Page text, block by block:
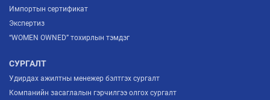
Импортын сертификат
Экспертиз
“WOMEN OWNED” тохирлын тэмдэг
СУРГАЛТ
Удирдах ажилтны менежер бэлтгэх сургалт
Компанийн засаглалын гэрчилгээ олгох сургалт